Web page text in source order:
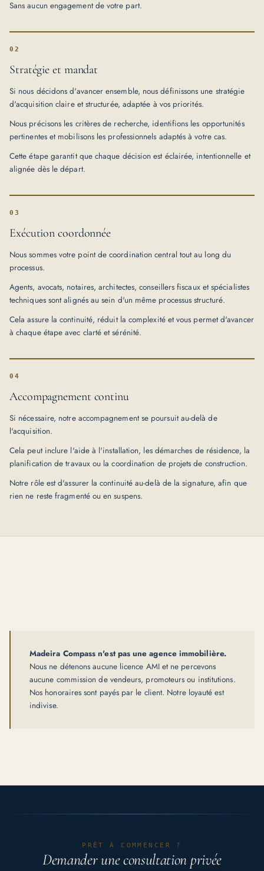
Sans aucun engagement de votre part.
02
Stratégie et mandat
Si nous décidons d'avancer ensemble, nous définissons une stratégie
d'acquisition claire et structurée, adaptée à vos priorités.
Nous précisons les critères de recherche, identifions les opportunités
pertinentes et mobilisons les professionnels adaptés à votre cas.
Cette étape garantit que chaque décision est éclairée, intentionnelle et
alignée dès le départ.
03
Exécution coordonnée
Nous sommes votre point de coordination central tout au long du
processus.
Agents, avocats, notaires, architectes, conseillers fiscaux et spécialistes
techniques sont alignés au sein d'un même processus structuré.
Cela assure la continuité, réduit la complexité et vous permet d'avancer
à chaque étape avec clarté et sérénité.
04
Accompagnement continu
Si nécessaire, notre accompagnement se poursuit au-delà de
l'acquisition.
Cela peut inclure l'aide à l'installation, les démarches de résidence, la
planification de travaux ou la coordination de projets de construction.
Notre rôle est d'assurer la continuité au-delà de la signature, afin que
rien ne reste fragmenté ou en suspens.
Madeira Compass n'est pas une agence immobilière.
Nous ne détenons aucune licence AMI et ne percevons
aucune commission de vendeurs, promoteurs ou institutions.
Nos honoraires sont payés par le client. Notre loyauté est
indivise.
PRÊT À COMMENCER ?
Demander une consultation privée